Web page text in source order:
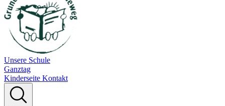
Unsere Schule
Ganztag
Kinderseite Kontakt